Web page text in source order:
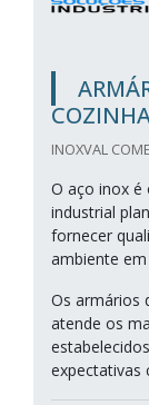
INOXVAL
O aço inox é
industrial
fornecer
ambiente
Os armários
atende os
expectativas